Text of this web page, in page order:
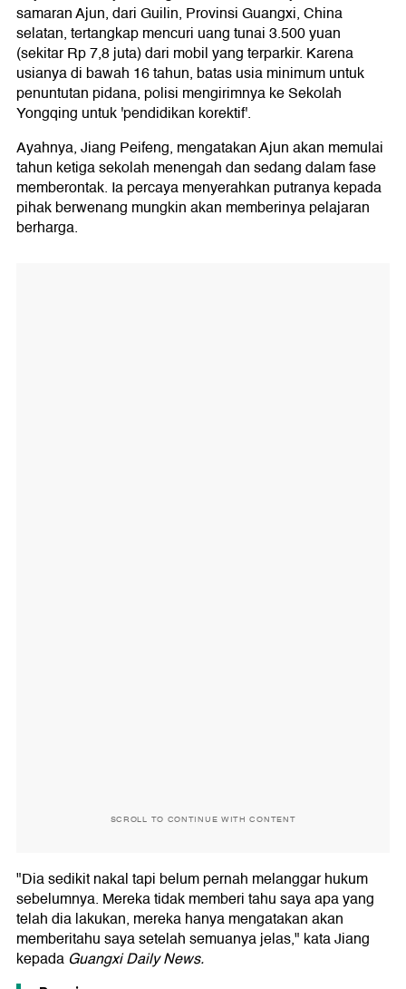
samaran Ajun, dari Guilin, Provinsi Guangxi, China
selatan, tertangkap mencuri uang tunai 3.500 yuan
(sekitar Rp 7,8 juta) dari mobil yang terparkir. Karena
usianya di bawah 16 tahun, batas usia minimum untuk
penuntutan pidana, polisi mengirimnya ke Sekolah
Yongqing untuk 'pendidikan korektif'.
Ayahnya, Jiang Peifeng, mengatakan Ajun akan memulai
tahun ketiga sekolah menengah dan sedang dalam fase
memberontak. Ia percaya menyerahkan putranya kepada
pihak berwenang mungkin akan memberinya pelajaran
berharga.
SCROLL TO CONTINUE WITH CONTENT
"Dia sedikit nakal tapi belum pernah melanggar hukum
sebelumnya. Mereka tidak memberi tahu saya apa yang
telah dia lakukan, mereka hanya mengatakan akan
memberitahu saya setelah semuanya jelas," kata Jiang
kepada Guangxi Daily News.